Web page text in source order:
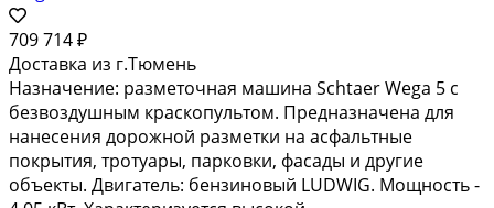
709 714 ₽
Доставка из г.Тюмень
Назначение: разметочная машина Schtaer Wega 5 с
безвоздушным краскопультом. Предназначена для
нанесения дорожной разметки на асфальтные
покрытия, тротуары, парковки, фасады и другие
объекты. Двигатель: бензиновый LUDWIG. Мощность -